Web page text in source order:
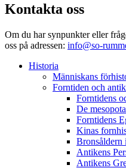
Kontakta oss
Om du har synpunkter eller
oss på adressen: info@so-
Historia
Människans
Forntiden och
Forntidens
De
Forntidens
Kinas
Bronsåldern
Antikens
Antikens